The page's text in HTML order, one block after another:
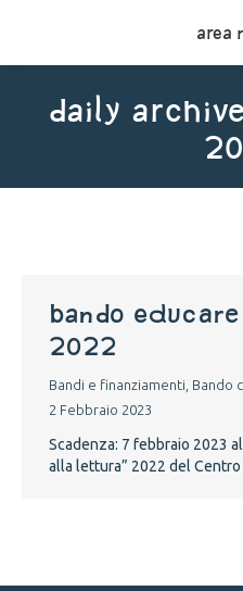
Area
Daily
bando
2022
Bandi e finanziamenti Bando
2 Febbraio 2023
Scadenza: 7 febbraio 2023
alla lettura” 2022 del